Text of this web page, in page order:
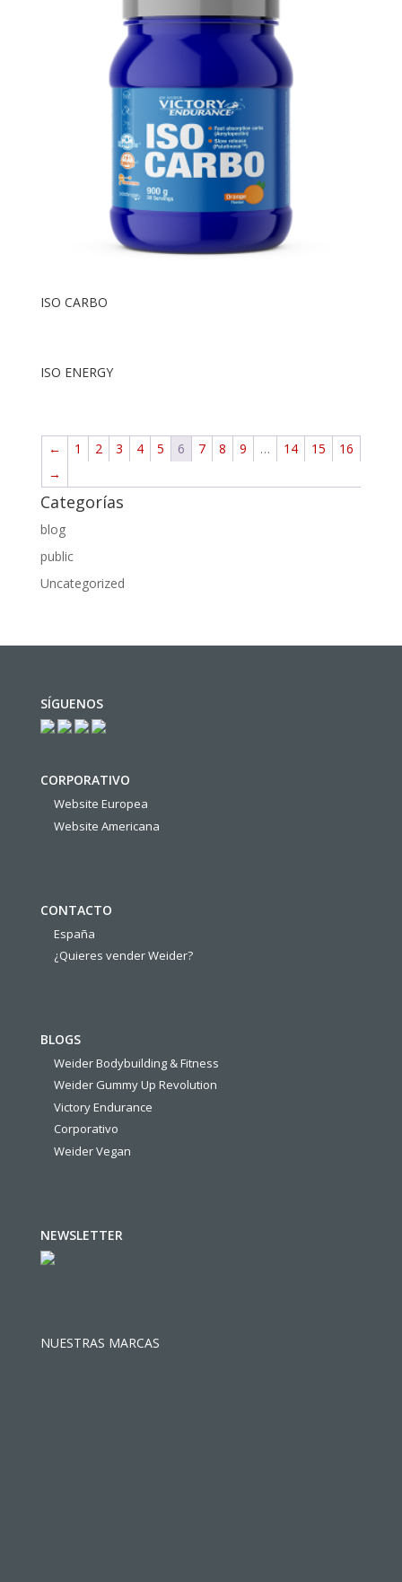
ISO CARBO
ISO ENERGY
← 1 2 3 4 5 6 7 8 9 … 14 15
16
→
Categorías
blog
public
Uncategorized
SÍGUENOS
CORPORATIVO
Website Europea
Website Americana
CONTACTO
España
¿Quieres vender Weider?
BLOGS
Weider Bodybuilding & Fitness
Weider Gummy Up Revolution
Victory Endurance
Corporativo
Weider Vegan
NEWSLETTER
NUESTRAS MARCAS